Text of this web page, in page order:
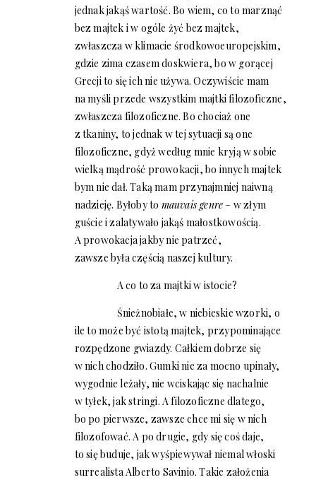
jednak jakąś wartość. Bo wiem, co to marznąć
bez majtek i w ogóle żyć bez majtek,
zwłaszcza w klimacie środkowoeuropejskim,
gdzie zima czasem doskwiera, bo w gorącej
Grecji to się ich nie używa. Oczywiście mam
na myśli przede wszystkim majtki filozoficzne,
zwłaszcza filozoficzne. Bo chociaż one
z tkaniny, to jednak w tej sytuacji są one
filozoficzne, gdyż według mnie kryją w sobie
wielką mądrość prowokacji, bo innych majtek
bym nie dał. Taką mam przynajmniej naiwną
nadzieję. Byłoby to mauvais genre– w złym
guście i zalatywało jakąś małostkowością.
A prowokacja jakby nie patrzeć,
zawsze była częścią naszej kultury.
A co to za majtki w istocie?
Śnieżnobiałe, w niebieskie wzorki, o
ile to może być istotą majtek, przypominające
rozpędzone gwiazdy. Całkiem dobrze się
w nich chodziło. Gumki nie za mocno upinały,
wygodnie leżały, nie wciskając się nachalnie
w tyłek, jak stringi. A filozoficzne dlatego,
bo po pierwsze, zawsze chce mi się w nich
filozofować. A po drugie, gdy się coś daje,
to się buduje, jak wyśpiewywał niemal włoski
surrealista Alberto Savinio. Takie założenia